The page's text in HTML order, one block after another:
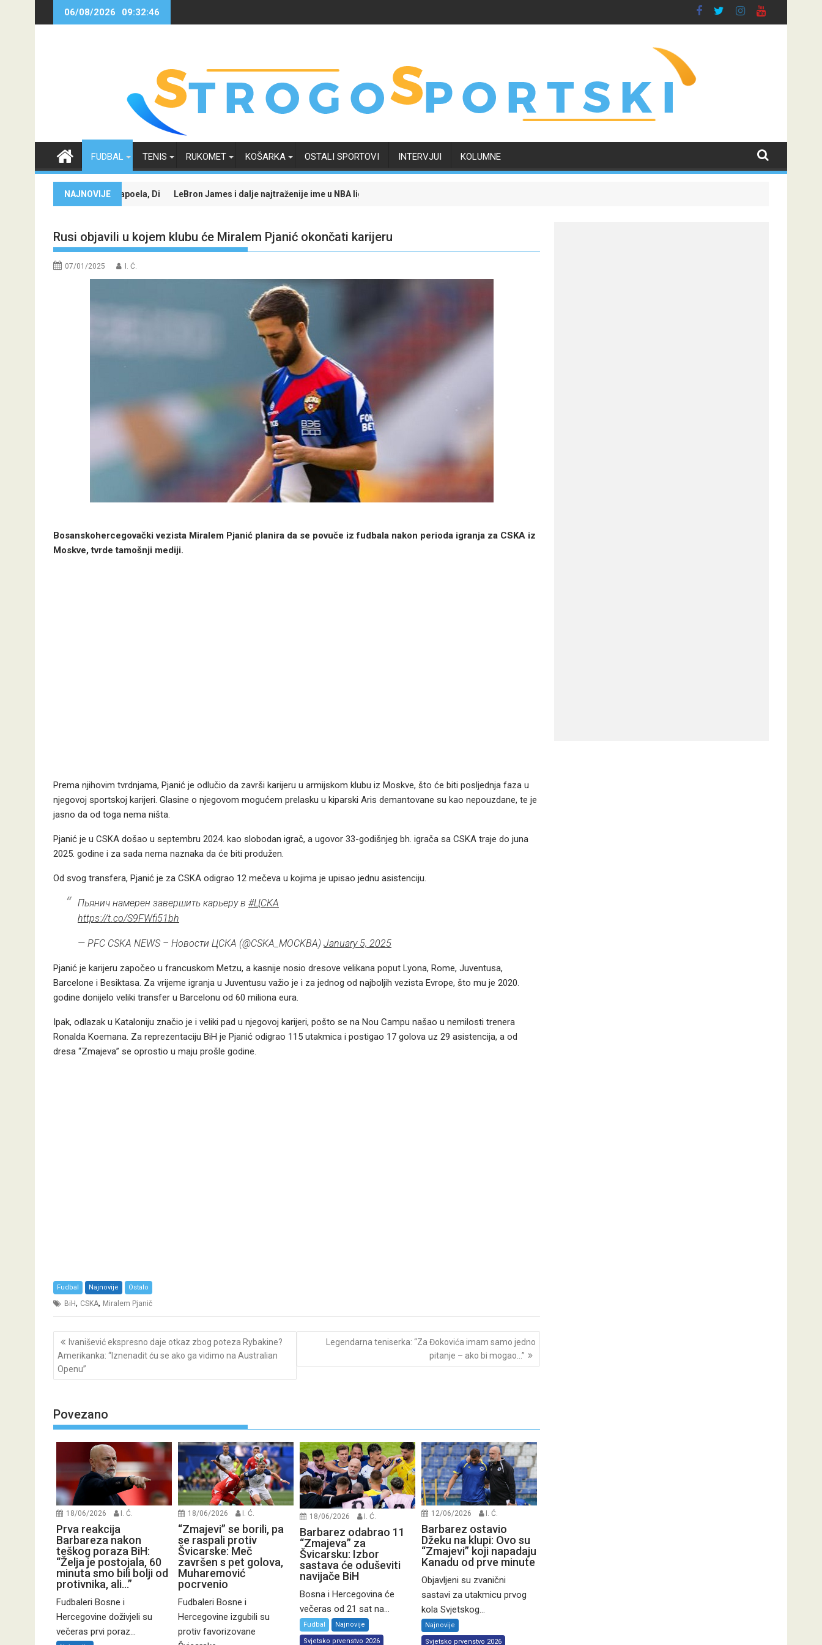
06/08/2026 09:32:46
FUDBAL TENIS RUKOMET KOŠARKA OSTALI SPORTOVI INTERVJUI KOLUMNE
NAJNOVIJE
protiv Hapoela, Dinamo dočekuje ŽalgirisLeBron James i dalje najtraženije ime u NBA ligi: Trenutno je na raskrsnici, a odluka uskoro "pada"Evo kako je transfer Tarika Muharemovića uticao na njegove buduće saigrače u Leedsu
Rusi objavili u kojem klubu će Miralem Pjanić okončati karijeru
07/01/2025 I. Ć.
Bosanskohercegovački vezista Miralem Pjanić planira da se povuče iz fudbala nakon perioda igranja za CSKA iz
Moskve, tvrde tamošnji mediji.
Prema njihovim tvrdnjama, Pjanić je odlučio da završi karijeru u armijskom klubu iz Moskve, što će biti posljednja faza u
njegovoj sportskoj karijeri. Glasine o njegovom mogućem prelasku u kiparski Aris demantovane su kao nepouzdane, te je
jasno da od toga nema ništa.
Pjanić je u CSKA došao u septembru 2024. kao slobodan igrač, a ugovor 33-godišnjeg bh. igrača sa CSKA traje do juna
2025. godine i za sada nema naznaka da će biti produžen.
Od svog transfera, Pjanić je za CSKA odigrao 12 mečeva u kojima je upisao jednu asistenciju.
Пьянич намерен завершить карьеру в #ЦСКА
https://t.co/S9FWfi51bh
— PFC CSKA NEWS – Новости ЦСКА (@CSKA_MOCKBA) January 5, 2025
Pjanić je karijeru započeo u francuskom Metzu, a kasnije nosio dresove velikana poput Lyona, Rome, Juventusa,
Barcelone i Besiktasa. Za vrijeme igranja u Juventusu važio je i za jednog od najboljih vezista Evrope, što mu je 2020.
godine donijelo veliki transfer u Barcelonu od 60 miliona eura.
Ipak, odlazak u Kataloniju značio je i veliki pad u njegovoj karijeri, pošto se na Nou Campu našao u nemilosti trenera
Ronalda Koemana. Za reprezentaciju BiH je Pjanić odigrao 115 utakmica i postigao 17 golova uz 29 asistencija, a od
dresa “Zmajeva” se oprostio u maju prošle godine.
Fudbal Najnovije Ostalo
BiH, CSKA, Miralem Pjanič
Post
navigation
Ivanišević ekspresno daje otkaz zbog poteza Rybakine?
Amerikanka: “Iznenadit ću se ako ga vidimo na Australian
Openu”
Legendarna teniserka: “Za Đokovića imam samo jedno
pitanje – ako bi mogao…”
Povezano
18/06/2026 I. Ć.
Prva reakcija
Barbareza nakon
teškog poraza BiH:
“Želja je postojala, 60
minuta smo bili bolji od
protivnika, ali…”
Fudbaleri Bosne i
Hercegovine doživjeli su
večeras prvi poraz...
18/06/2026 I. Ć.
“Zmajevi” se borili, pa
se raspali protiv
Švicarske: Meč
završen s pet golova,
Muharemović
pocrvenio
Fudbaleri Bosne i
Hercegovine izgubili su
protiv favorizovane
18/06/2026 I. Ć.
Barbarez odabrao 11
“Zmajeva” za
Švicarsku: Izbor
sastava će oduševiti
navijače BiH
Bosna i Hercegovina će
večeras od 21 sat na...
Fudbal Najnovije
Svjetsko prvenstvo 2026
12/06/2026 I. Ć.
Barbarez ostavio
Džeku na klupi: Ovo su
“Zmajevi” koji napadaju
Kanadu od prve minute
Objavljeni su zvanični
sastavi za utakmicu prvog
kola Svjetskog...
Najnovije
Svjetsko prvenstvo 2026